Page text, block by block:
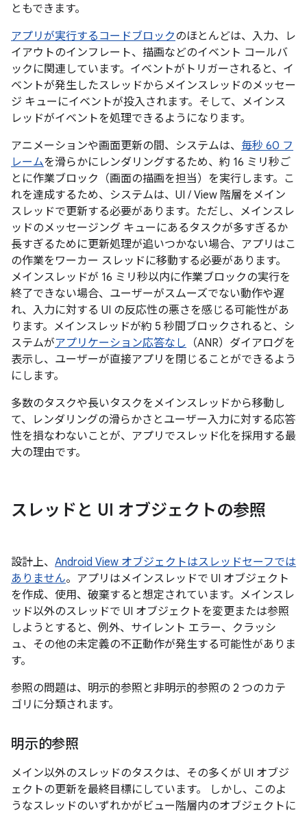
ともできます。
アプリが実行するコードブロックのほとんどは、入力、レ
イアウトのインフレート、描画などのイベント コールバ
ックに関連しています。イベントがトリガーされると、イ
ベントが発生したスレッドからメインスレッドのメッセー
ジ キューにイベントが投入されます。そして、メインス
レッドがイベントを処理できるようになります。
アニメーションや画面更新の間、システムは、 毎秒 60 フ
レームを滑らかにレンダリングするため、約 16 ミリ秒ご
とに作業ブロック（画面の描画を担当）を実行します。こ
れを達成するため、システムは、UI / View 階層をメイン
スレッドで更新する必要があります。ただし、メインスレ
ッドのメッセージング キューにあるタスクが多すぎるか
長すぎるために更新処理が追いつかない場合、アプリはこ
の作業をワーカー スレッドに移動する必要があります。
メインスレッドが 16 ミリ秒以内に作業ブロックの実行を
終了できない場合、ユーザーがスムーズでない動作や遅
れ、入力に対する UI の反応性の悪さを感じる可能性があ
ります。メインスレッドが約 5 秒間ブロックされると、シ
ステムがアプリケーション応答なし （ANR）ダイアログを
表示し、ユーザーが直接アプリを閉じることができるよう
にします。
多数のタスクや長いタスクをメインスレッドから移動し
て、レンダリングの滑らかさとユーザー入力に対する応答
性を損なわないことが、アプリでスレッド化を採用する最
大の理由です。
スレッドと UI オブジェクトの参照
設計上、 Android View オブジェクトはスレッドセーフでは
ありません。アプリはメインスレッドで UI オブジェクト
を作成、使用、破棄すると想定されています。メインスレ
ッド以外のスレッドで UI オブジェクトを変更または参照
しようとすると、例外、サイレント エラー、クラッシ
ュ、その他の未定義の不正動作が発生する可能性がありま
す。
参照の問題は、明示的参照と非明示的参照の 2 つのカテ
ゴリに分類されます。
明示的参照
メイン以外のスレッドのタスクは、その多くが UI オブジ
ェクトの更新を最終目標にしています。 しかし、このよ
うなスレッドのいずれかがビュー階層内のオブジェクトに